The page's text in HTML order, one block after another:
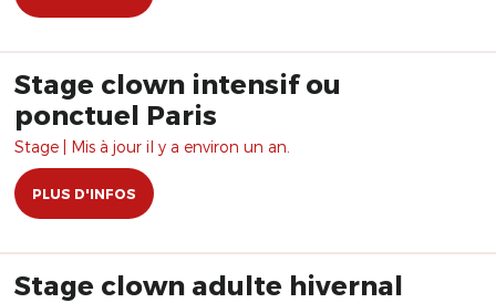
Stage clown intensif ou
ponctuel Paris
Stage | Mis à jour il y a environ un an.
PLUS D'INFOS
Stage clown adulte hivernal